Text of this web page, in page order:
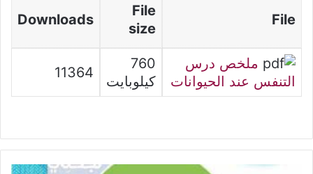
File
File
size
Downloads
ملخص درس
التنفس عند الحيوانات
760
كيلوبايت
11364